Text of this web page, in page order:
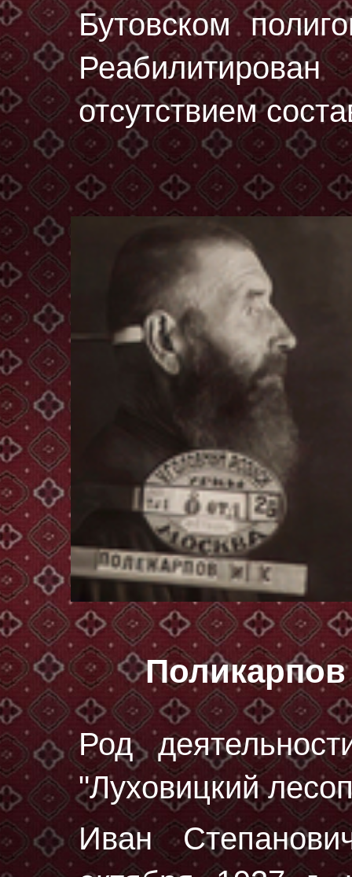
Бутовском
отсутствием
Род
"Луховицкий
Иван